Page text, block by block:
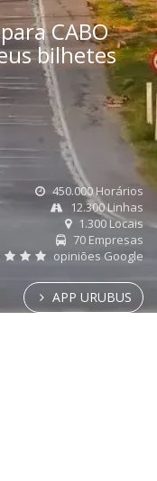
CABO
bilhetes
450.000 Horários
12.300 Linhas
1.300 Locais
70 Empresas
opiniões Google
APP URUBUS